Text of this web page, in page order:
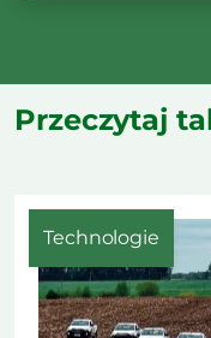
Przeczytaj
Technologie